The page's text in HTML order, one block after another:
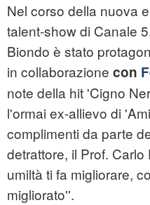
Nel corso della nuova
talent-show di Canale
Biondo è stato
in collaborazione con
note della hit 'Cigno
l'ormai ex-allievo di
complimenti da parte
detrattore, il Prof.
umiltà ti fa migliorare,
migliorato''.